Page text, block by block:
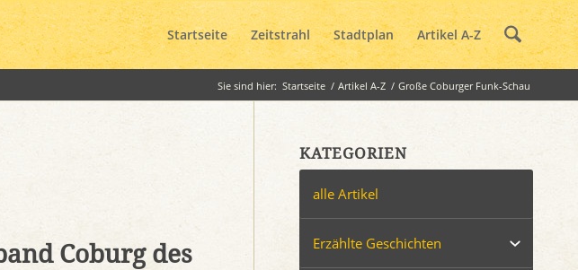
Startseite Zeitstrahl Stadtplan Artikel A-Z
Sie sind hier: Startseite / Artikel A-Z / Große Coburger Funk-Schau
Coburg des
KATEGORIEN
alle Artikel
Erzählte Geschichten